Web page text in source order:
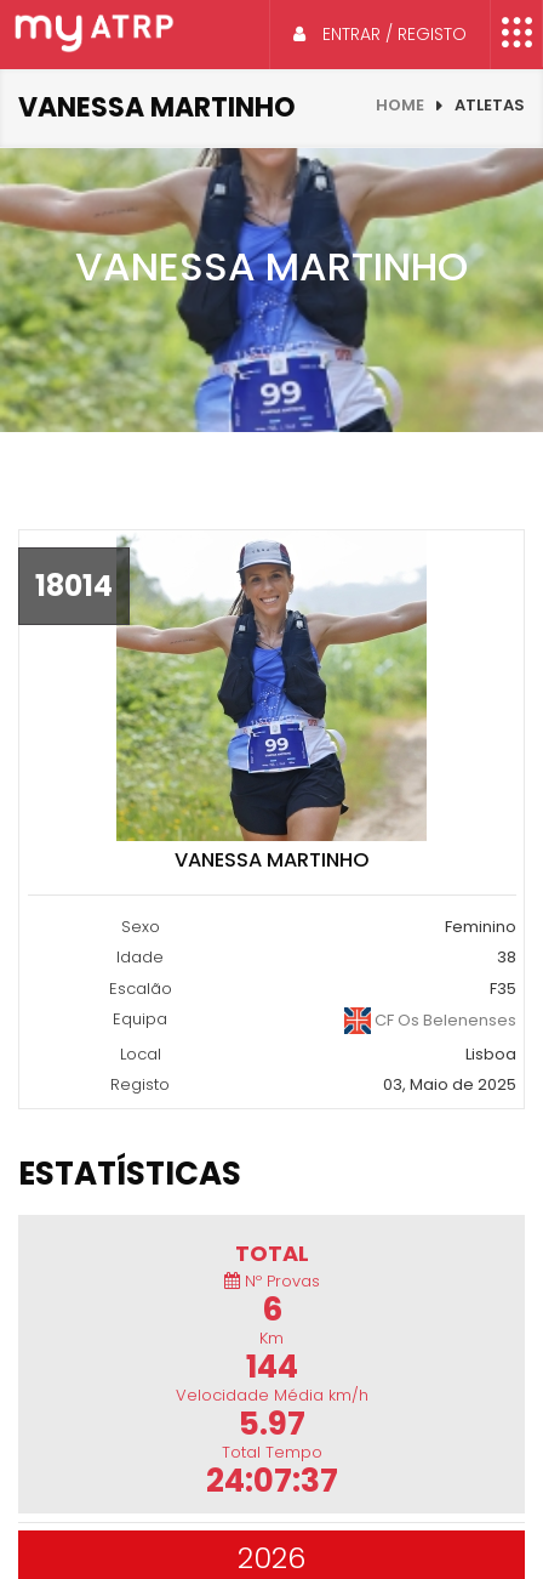
ENTRAR / REGISTO
VANESSA MARTINHO HOME ATLETAS
VANESSA MARTINHO
18014
VANESSA MARTINHO
Sexo
Feminino
Idade
38
Escalão
F35
Equipa
CF Os Belenenses
Local
Lisboa
Registo
03, Maio de 2025
ESTATÍSTICAS
TOTAL
Nº Provas
6
Km
144
Velocidade Média km/h
5.97
Total Tempo
24:07:37
2026